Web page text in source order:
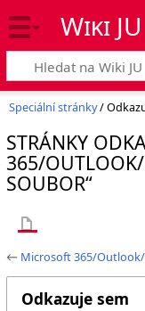
Wiki JU
Speciální stránky/
STRÁNKY
365/
SOUBOR“
← Microsoft 365/
Odkazuje sem